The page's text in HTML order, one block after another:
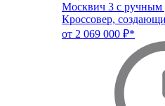
Москвич 3 с ручным
Кроссовер,
от 2 069 000 ₽*